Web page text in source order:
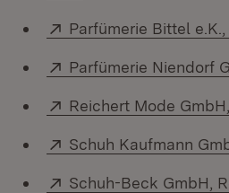
Extern:
Parfümerie Bittel
Extern:
Parfümerie Niendorf
Extern:
Reichert Mode
Extern:
Schuh Kaufmann
Extern:
Schuh-Beck GmbH,